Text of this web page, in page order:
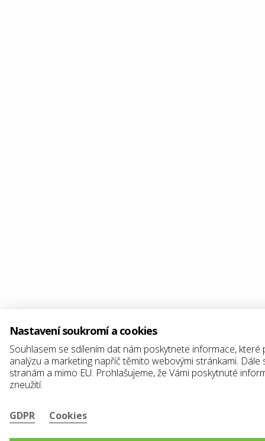
Nastavení soukromí a cookies
Souhlasem se sdílením dat nám poskytnete informace,
analýzu a marketing napříč těmito webovými stránkami.
stranám a mimo EU. Prohlašujeme, že Vámi poskytnuté
zneužití.
GDPR Cookies